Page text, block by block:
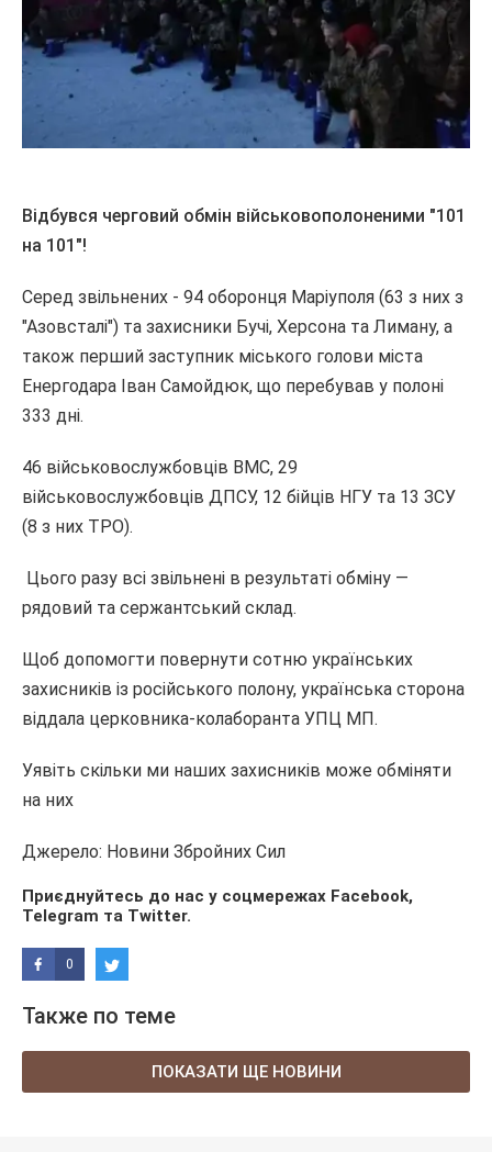
Відбувся черговий обмін військовополоненими "101
на 101"!
Серед звільнених - 94 оборонця Маріуполя (63 з них з
"Азовсталі") та захисники Бучі, Херсона та Лиману, а
також перший заступник міського голови міста
Енергодара Іван Самойдюк, що перебував у полоні
333 дні.
46 військовослужбовців ВМС, 29
військовослужбовців ДПСУ, 12 бійців НГУ та 13 ЗСУ
(8 з них ТРО).
Цього разу всі звільнені в результаті обміну —
рядовий та сержантський склад.
Щоб допомогти повернути сотню українських
захисників із російського полону, українська сторона
віддала церковника-колаборанта УПЦ МП.
Уявіть скільки ми наших захисників може обміняти
на них
Джерело: Новини Збройних Сил
Приєднуйтесь до нас у соцмережах Facebook,
Telegram та Twitter.
0
Также по теме
ПОКАЗАТИ ЩЕ НОВИНИ